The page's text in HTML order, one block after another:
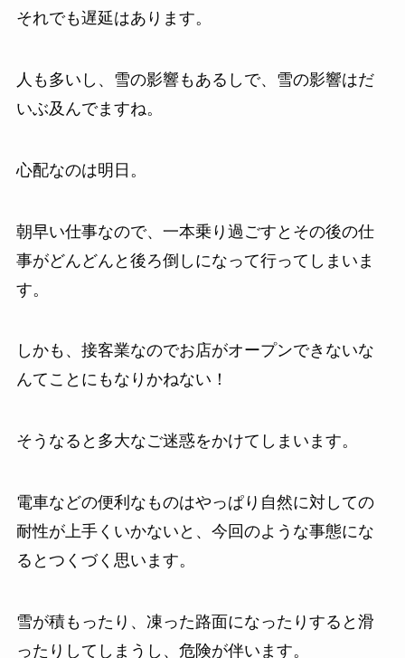
それでも遅延はあります。
人も多いし、雪の影響もあるしで、雪の影響はだ
いぶ及んでますね。
心配なのは明日。
朝早い仕事なので、一本乗り過ごすとその後の仕
事がどんどんと後ろ倒しになって行ってしまいま
す。
しかも、接客業なのでお店がオープンできないな
んてことにもなりかねない！
そうなると多大なご迷惑をかけてしまいます。
電車などの便利なものはやっぱり自然に対しての
耐性が上手くいかないと、今回のような事態にな
るとつくづく思います。
雪が積もったり、凍った路面になったりすると滑
ったりしてしまうし、危険が伴います。